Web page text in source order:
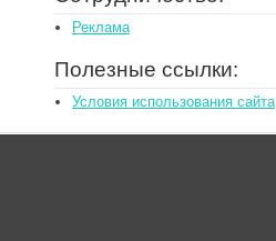
Реклама
Полезные ссылки:
Условия использования сайта